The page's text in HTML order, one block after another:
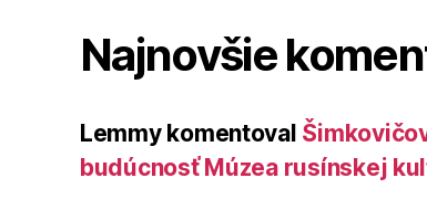
Najnovšie
Lemmykomentoval
budúcnosť Múzea rusínskej